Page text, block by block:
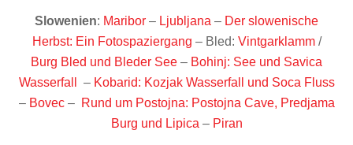
Slowenien: Maribor – Ljubljana – Der slowenische
Herbst: Ein Fotospaziergang – Bled: Vintgarklamm /
Burg Bled und Bleder See – Bohinj: See und Savica
Wasserfall
– Kobarid: Kozjak Wasserfall und Soca Fluss
– Bovec– Rund um Postojna: Postojna Cave, Predjama
Burg und Lipica – Piran